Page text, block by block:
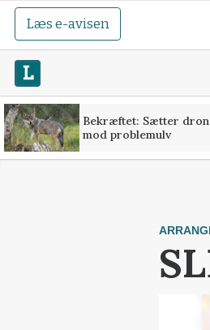
Læs e-avisen
Bekræftet: Sætter
mod problemulv